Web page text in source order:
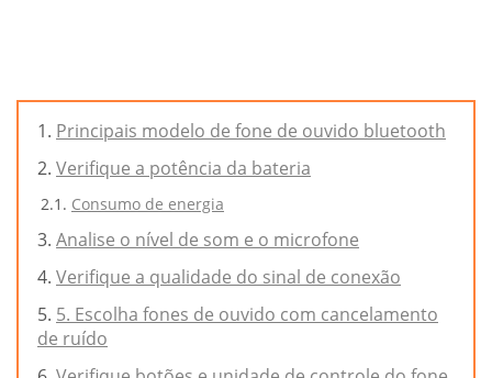
Principais modelo de fone de ouvido bluetooth
Verifique a potência da bateria
Consumo de energia
Analise o nível de som e o microfone
Verifique a qualidade do sinal de conexão
5. Escolha fones de ouvido com cancelamento
de ruído